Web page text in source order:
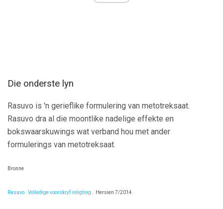
Die onderste lyn
Rasuvo is 'n gerieflike formulering van metotreksaat.
Rasuvo dra al die moontlike nadelige effekte en
bokswaarskuwings wat verband hou met ander
formulerings van metotreksaat.
Bronne
Rasuvo. Volledige voorskryf inligting . Hersien 7/2014.